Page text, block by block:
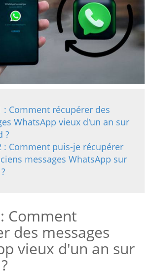
: Comment récupérer des
WhatsApp vieux d'un an sur
?
: Comment puis-je récupérer
messages WhatsApp sur
Comment
des messages
vieux d'un an sur